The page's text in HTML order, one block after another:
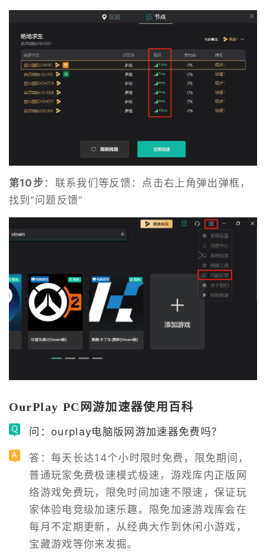
第10步 ：联系我们等反馈：点击右上角弹出弹框，
找到“问题反馈”
OurPlay PC网游加速器使用百科
问：ourplay电脑版网游加速器免费吗？
答：每天长达14个小时限时免费，限免期间，
普通玩家免费极速模式极速，游戏库内正版网
络游戏免费玩，限免时间加速不限速，保证玩
家体验电竞级加速乐趣。限免加速游戏库会在
每月不定期更新，从经典大作到休闲小游戏，
宝藏游戏等你来发掘。